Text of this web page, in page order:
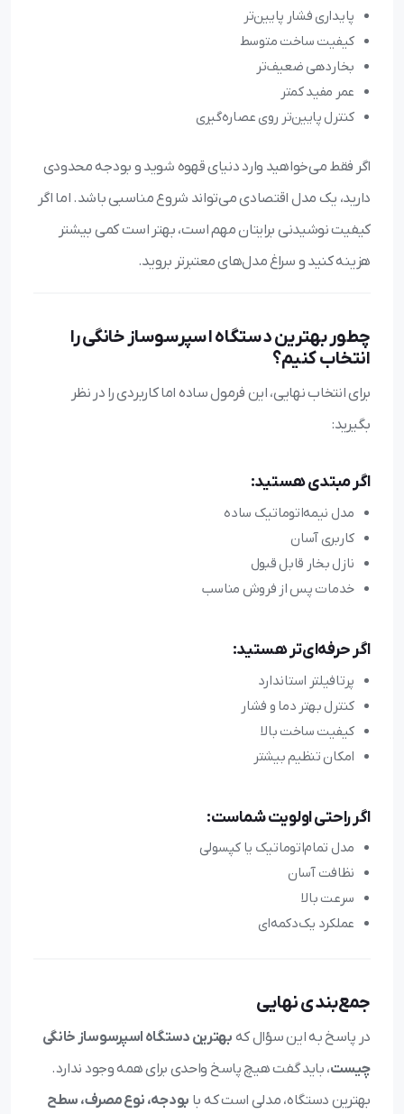
پایداری فشار پایین‌تر
کیفیت ساخت متوسط
بخاردهی ضعیف‌تر
عمر مفید کمتر
کنترل پایین‌تر روی عصاره‌گیری
اگر فقط می‌خواهید وارد دنیای قهوه شوید و بودجه محدودی
دارید، یک مدل اقتصادی می‌تواند شروع مناسبی باشد. اما اگر
کیفیت نوشیدنی برایتان مهم است، بهتر است کمی بیشتر
هزینه کنید و سراغ مدل‌های معتبرتر بروید.
چطور بهترین دستگاه اسپرسوساز خانگی را
انتخاب کنیم؟
برای انتخاب نهایی، این فرمول ساده اما کاربردی را در نظر
بگیرید:
اگر مبتدی هستید:
مدل نیمه‌اتوماتیک ساده
کاربری آسان
نازل بخار قابل قبول
خدمات پس از فروش مناسب
اگر حرفه‌ای‌تر هستید:
پرتافیلتر استاندارد
کنترل بهتر دما و فشار
کیفیت ساخت بالا
امکان تنظیم بیشتر
اگر راحتی اولویت شماست:
مدل تمام‌اتوماتیک یا کپسولی
نظافت آسان
سرعت بالا
عملکرد یک‌دکمه‌ای
جمع‌بندی نهایی
در پاسخ به این سؤال که بهترین دستگاه اسپرسوساز خانگی
چیست، باید گفت هیچ پاسخ واحدی برای همه وجود ندارد.
بهترین دستگاه، مدلی است که با بودجه، نوع مصرف، سطح